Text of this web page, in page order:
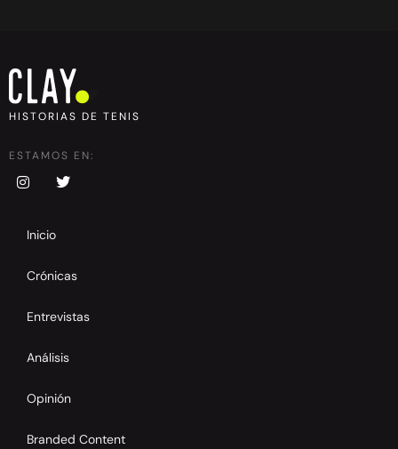
HISTORIAS DE TENIS
ESTAMOS EN:
Inicio
Crónicas
Entrevistas
Análisis
Opinión
Branded Content